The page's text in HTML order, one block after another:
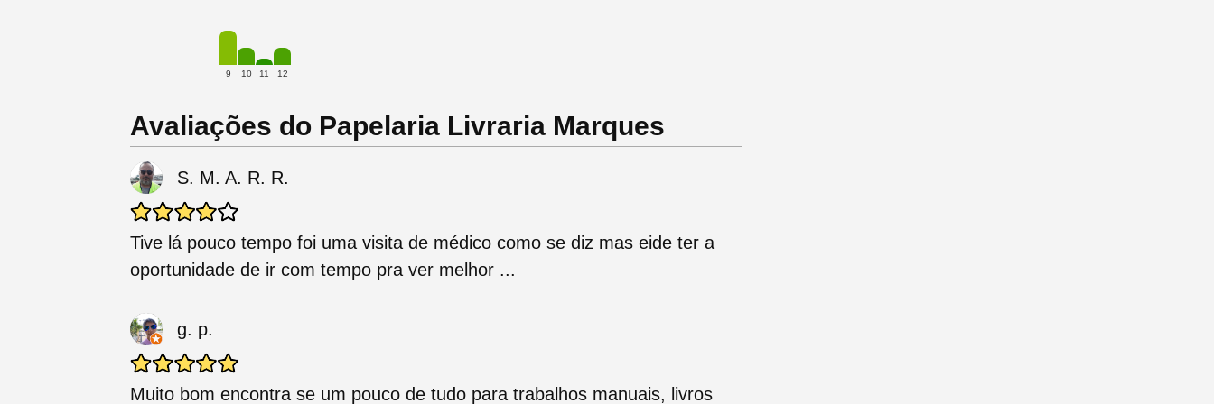
9 10 11 12
Avaliações do Papelaria Livraria Marques
S. M. A. R. R.
Tive lá pouco tempo foi uma visita de médico como se diz mas eide ter a
oportunidade de ir com tempo pra ver melhor ...
g. p.
Muito bom encontra se um pouco de tudo para trabalhos manuais, livros